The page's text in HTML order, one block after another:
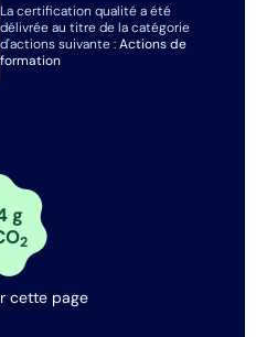
La certification qualité a été
délivrée au titre de la catégorie
d'actions suivante :Actions de
formation
g
2
cette page